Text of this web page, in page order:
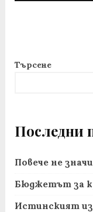
Търсене
Последни
Повече не
Бюджетът за
Истинският